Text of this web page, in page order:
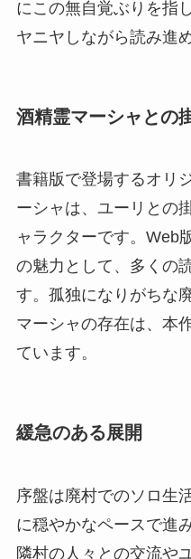
にこの無自覚ぶりを指
ヤニヤしながら読み進
酒精霊マーシャとの
書籍版で登場するオリ
ーシャは、ユーリとの
ャラクターです。Web
の魅力として、多くの
す。孤独になりがちな
マーシャの存在は、本
ています。
緩急のある展開
序盤は廃村でのソロ生
に穏やかなペースで進
隣村の人々との交流や